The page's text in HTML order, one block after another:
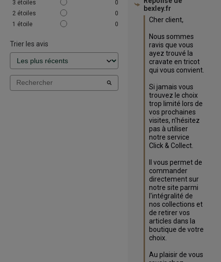
3 étoiles
0
2 étoiles
0
1 étoile 0
Trier les avis
bexley.fr
Cher client,
Nous sommes
ravis que vous
ayez trouvé la
cravate en tricot
qui vous convient.
Si jamais vous
trouvez le choix
trop limité lors de
vos prochaines
visites, n'hésitez
pas à utiliser
notre service
Click & Collect.
Il vous permet de
commander
directement sur
notre site parmi
l'intégralité de
nos collections et
de retirer vos
articles dans la
boutique de votre
choix.
Au plaisir de vous